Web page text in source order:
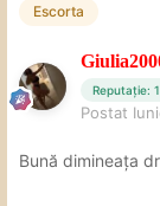
Escorta
Reputație:
Postat
Bună dimineața